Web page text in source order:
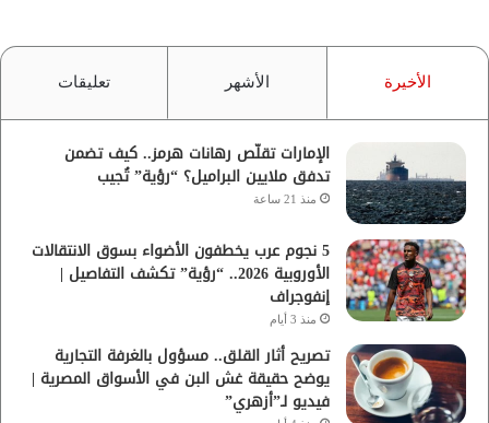
الأخيرة الأشهر تعليقات
الإمارات تقلّص رهانات هرمز.. كيف تضمن
تدفق ملايين البراميل؟ “رؤية” تُجيب
منذ 21 ساعة
5 نجوم عرب يخطفون الأضواء بسوق الانتقالات
الأوروبية 2026.. “رؤية” تكشف التفاصيل |
إنفوجراف
منذ 3 أيام
تصريح أثار القلق.. مسؤول بالغرفة التجارية
يوضح حقيقة غش البن في الأسواق المصرية |
فيديو لـ”أزهري”